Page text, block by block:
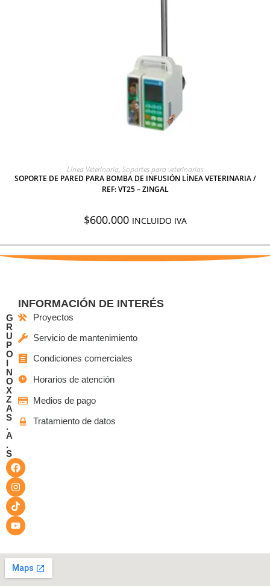
AGREGAR A COTIZACIÓN
Línea Veterinaria, Soportes para veterinarias
SOPORTE DE PARED PARA BOMBA DE INFUSIÓN LÍNEA VETERINARIA /
REF: VT25 – ZINGAL
$600.000 INCLUIDO IVA
G
R
U
P
O
I
N
O
X
Z
A
S
.
A
.
S
INFORMACIÓN DE INTERÉS
Proyectos
Servicio de mantenimiento
Condiciones comerciales
Horarios de atención
Medios de pago
Tratamiento de datos